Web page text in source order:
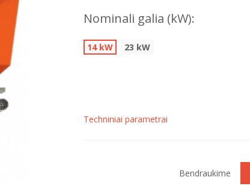
Nominali galia (kW):
14 kW 23 kW
Techniniai parametrai
Bendraukime